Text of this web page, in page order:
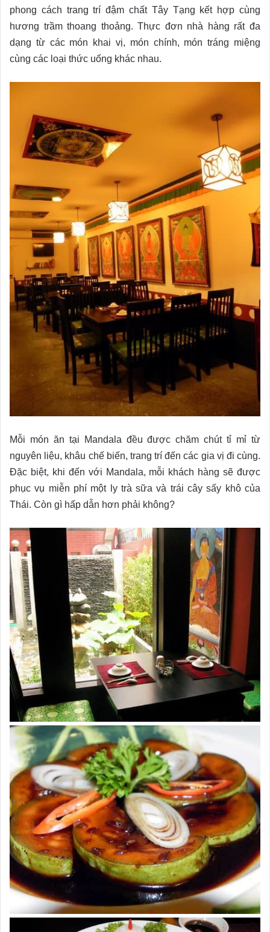
phong cách trang trí đậm chất Tây Tạng kết hợp cùng
hương trầm thoang thoảng. Thực đơn nhà hàng rất đa
dạng từ các món khai vị, món chính, món tráng miệng
cùng các loại thức uống khác nhau.
Mỗi món ăn tại Mandala đều được chăm chút tỉ mỉ từ
nguyên liệu, khâu chế biến, trang trí đến các gia vị đi cùng.
Đặc biệt, khi đến với Mandala, mỗi khách hàng sẽ được
phục vụ miễn phí một ly trà sữa và trái cây sấy khô của
Thái. Còn gì hấp dẫn hơn phải không?